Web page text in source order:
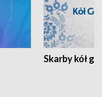
Skarby kół